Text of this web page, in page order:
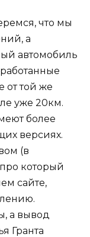
что мы
а
автомобиль
от той же
уже 20км.
более
версиях.
(в
который
сайте,
а вывод
Гранта